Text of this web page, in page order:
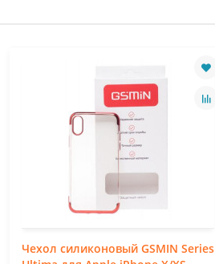
Чехол силиконовый GSMIN Series